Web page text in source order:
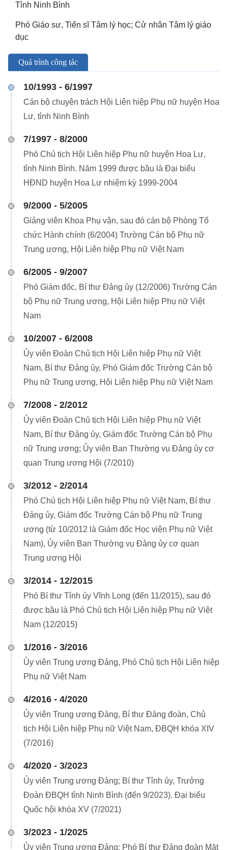
Tỉnh Ninh Bình
Phó Giáo sư, Tiến sĩ Tâm lý học; Cử nhân Tâm lý giáo
dục
Quá trình công tác
10/1993 - 6/1997
Cán bộ chuyên trách Hội Liên hiệp Phụ nữ huyện Hoa
Lư, tỉnh Ninh Bình
7/1997 - 8/2000
Phó Chủ tịch Hội Liên hiệp Phụ nữ huyện Hoa Lư,
tỉnh Ninh Bình. Năm 1999 được bầu là Đại biểu
HĐND huyện Hoa Lư nhiệm kỳ 1999-2004
9/2000 - 5/2005
Giảng viên Khoa Phụ vận, sau đó cán bộ Phòng Tổ
chức Hành chính (6/2004) Trường Cán bộ Phụ nữ
Trung ương, Hội Liên hiệp Phụ nữ Việt Nam
6/2005 - 9/2007
Phó Giám đốc, Bí thư Đảng ủy (12/2006) Trường Cán
bộ Phụ nữ Trung ương, Hội Liên hiệp Phụ nữ Việt
Nam
10/2007 - 6/2008
Ủy viên Đoàn Chủ tịch Hội Liên hiệp Phụ nữ Việt
Nam, Bí thư Đảng ủy, Phó Giám đốc Trường Cán bộ
Phụ nữ Trung ương, Hội Liên hiệp Phụ nữ Việt Nam
7/2008 - 2/2012
Ủy viên Đoàn Chủ tịch Hội Liên hiệp Phụ nữ Việt
Nam, Bí thư Đảng ủy, Giám đốc Trường Cán bộ Phụ
nữ Trung ương; Ủy viên Ban Thường vụ Đảng ủy cơ
quan Trung ương Hội (7/2010)
3/2012 - 2/2014
Phó Chủ tịch Hội Liên hiệp Phụ nữ Việt Nam, Bí thư
Đảng ủy, Giám đốc Trường Cán bộ Phụ nữ Trung
ương (từ 10/2012 là Giám đốc Học viện Phụ nữ Việt
Nam), Ủy viên Ban Thường vụ Đảng ủy cơ quan
Trung ương Hội
3/2014 - 12/2015
Phó Bí thư Tỉnh ủy Vĩnh Long (đến 11/2015), sau đó
được bầu là Phó Chủ tịch Hội Liên hiệp Phụ nữ Việt
Nam (12/2015)
1/2016 - 3/2016
Ủy viên Trung ương Đảng, Phó Chủ tịch Hội Liên hiệp
Phụ nữ Việt Nam
4/2016 - 4/2020
Ủy viên Trung ương Đảng, Bí thư Đảng đoàn, Chủ
tịch Hội Liên hiệp Phụ nữ Việt Nam, ĐBQH khóa XIV
(7/2016)
4/2020 - 3/2023
Ủy viên Trung ương Đảng; Bí thư Tỉnh ủy, Trưởng
Đoàn ĐBQH tỉnh Ninh Bình (đến 9/2023). Đại biểu
Quốc hội khóa XV (7/2021)
3/2023 - 1/2025
Ủy viên Trung ương Đảng; Phó Bí thư Đảng đoàn Mặt